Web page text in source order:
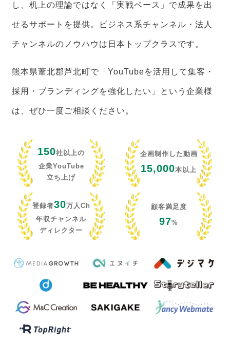
し、机上の理論ではなく「実戦ベース」で成果を出
せるサポートを提供。ビジネス系チャンネル・法人
チャンネルのノウハウは日本トップクラスです。
熊本県葦北郡芦北町で「YouTubeを活用して集客・
採用・ブランディングを強化したい」という企業様
は、ぜひ一度ご相談ください。
150社以上の
企業YouTube
立ち上げ
企画制作した動画
15,000本以上
登録者30万人Ch
年収チャンネル
ディレクター
顧客満足度
97%